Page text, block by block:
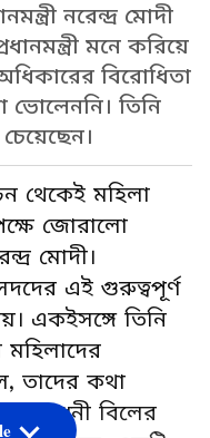
নরেন্দ্র মোদী
মনে করিয়ে
বিরোধিতা
ভোলেননি। তিনি
থেকেই মহিলা
জোরালো
মোদী।
এই গুরুত্বপূর্ণ
একইসঙ্গে তিনি
তাদের কথা
সংশোধনী বিলের